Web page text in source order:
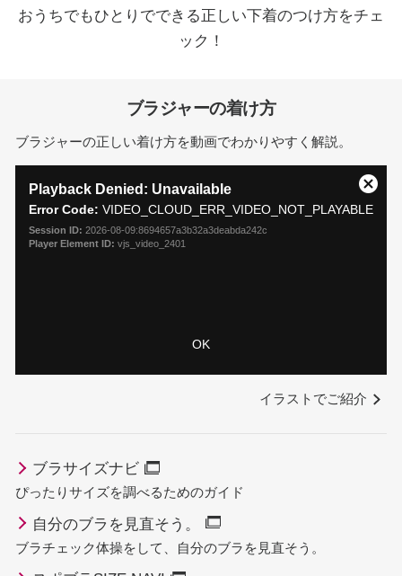
おうちでもひとりでできる正しい下着のつけ方をチェ
ック！
ブラジャーの着け方
ブラジャーの正しい着け方を動画でわかりやすく解説。
modal
window.
Playback Denied: Unavailable
Error Code: VIDEO_CLOUD_ERR_VIDEO_NOT_PLAYABLE
Session ID: 2026-08-09:8694657a3b32a3deabda242c
Player Element ID: vjs_video_2401
OK
Close
イラストでご紹介
ブラサイズナビ
ぴったりサイズを調べるためのガイド
自分のブラを見直そう。
ブラチェック体操をして、自分のブラを見直そう。